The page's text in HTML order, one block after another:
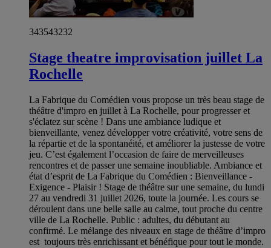
343543232
Stage theatre improvisation juillet La
Rochelle
La Fabrique du Comédien vous propose un très beau stage de
théâtre d'impro en juillet à La Rochelle, pour progresser et
s'éclatez sur scène ! Dans une ambiance ludique et
bienveillante, venez développer votre créativité, votre sens de
la répartie et de la spontanéité, et améliorer la justesse de votre
jeu. C’est également l’occasion de faire de merveilleuses
rencontres et de passer une semaine inoubliable. Ambiance et
état d’esprit de La Fabrique du Comédien : Bienveillance -
Exigence - Plaisir ! Stage de théâtre sur une semaine, du lundi
27 au vendredi 31 juillet 2026, toute la journée. Les cours se
déroulent dans une belle salle au calme, tout proche du centre
ville de La Rochelle. Public : adultes, du débutant au
confirmé. Le mélange des niveaux en stage de théâtre d’impro
est toujours très enrichissant et bénéfique pour tout le monde.